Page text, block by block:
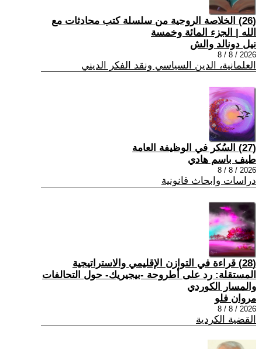
(26) الخلاصة الروحية من سلسلة كتب محادثات مع
الله | الجزء المائة وخمسة
نيل دونالد والش
2026 / 8 / 8
العلمانية، الدين السياسي ونقد الفكر الديني
(27) السُكر في الوظيفة العامة
طيف باسم هادي
2026 / 8 / 8
دراسات وابحاث قانونية
(28) قراءة في التوازن الإقليمي والاستراتيجية
المستقلة: رد على أطروحة -بيجيريك- حول التحالفات
والمسار الكوردي
مروان فلو
2026 / 8 / 8
القضية الكردية